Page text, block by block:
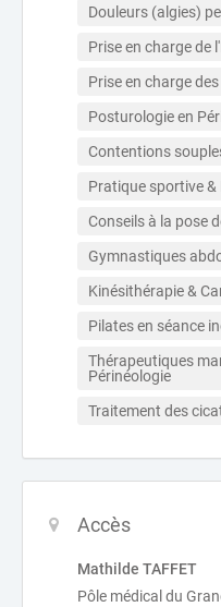
Douleurs (algies)
Prise en charge de
Prise en charge
Posturologie en
Contentions
Pratique sportive &
Conseils à la pose
Gymnastiques
Kinésithérapie &
Pilates en séance
Thérapeutiques
Périnéologie
Traitement des
Accès
Mathilde TAFFET
Pôle médical du